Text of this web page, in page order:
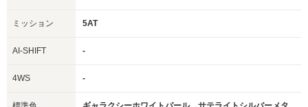
ミッション 5AT
AI-SHIFT -
4WS -